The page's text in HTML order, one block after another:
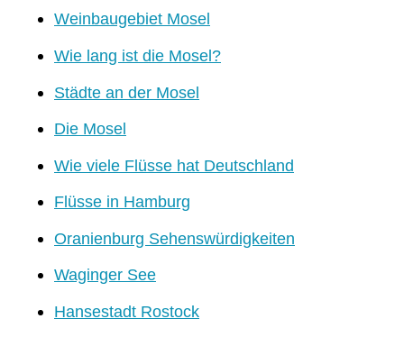
Weinbaugebiet Mosel
Wie lang ist die Mosel?
Städte an der Mosel
Die Mosel
Wie viele Flüsse hat Deutschland
Flüsse in Hamburg
Oranienburg Sehenswürdigkeiten
Waginger See
Hansestadt Rostock